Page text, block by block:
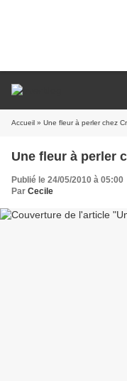
Accueil » Une fleur à perler chez
Une fleur à perler
Publié le 24/05/2010 à 05:00
Par Cecile